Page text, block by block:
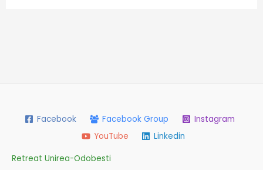
Facebook Facebook Group
Instagram
YouTube
Linkedin
Retreat Unirea-Odobesti